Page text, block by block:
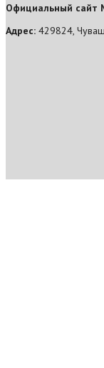
Официальный сайт
Адрес: 429824,